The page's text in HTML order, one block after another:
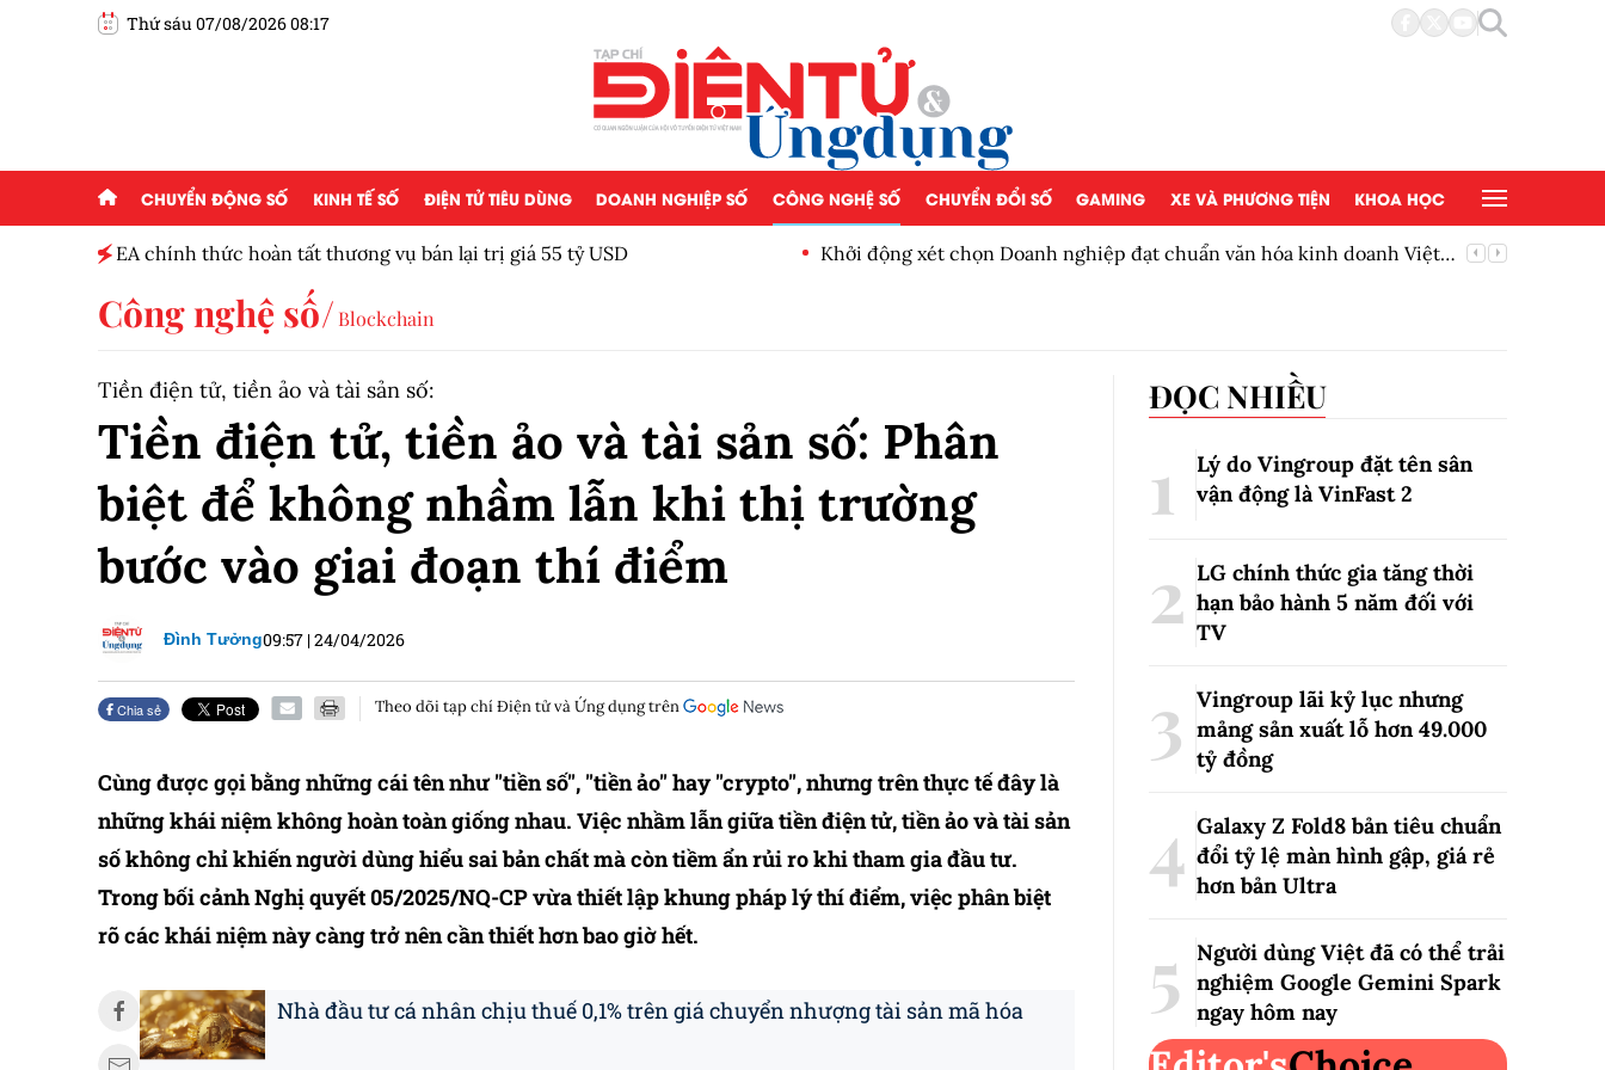
Thứ sáu 07/08/2026 08:17
CHUYỂN ĐỘNG SỐ KINH TẾ SỐ ĐIỆN TỬ TIÊU DÙNG DOANH NGHIỆP SỐ CÔNG NGHỆ SỐ CHUYỂN ĐỔI SỐ GAMING XE VÀ PHƯƠNG TIỆN KHOA HỌC
EA chính thức hoàn tất thương vụ bán lại trị giá 55 tỷ USD
Khởi động xét chọn Doanh nghiệp đạt chuẩn văn hóa kinh doanh Việt
Công nghệ số Blockchain
Tiền điện tử, tiền ảo và tài sản số:
Tiền điện tử, tiền ảo và tài sản số: Phân
biệt để không nhầm lẫn khi thị trường
bước vào giai đoạn thí điểm
Đình Tưởng09:57 |24/04/2026
Chia sẻ Theo dõi tạp chí Điện tử và Ứng dụng trên
Cùng được gọi bằng những cái tên như "tiền số", "tiền ảo" hay "crypto", nhưng trên thực tế đây là
những khái niệm không hoàn toàn giống nhau. Việc nhầm lẫn giữa tiền điện tử, tiền ảo và tài sản
số không chỉ khiến người dùng hiểu sai bản chất mà còn tiềm ẩn rủi ro khi tham gia đầu tư.
Trong bối cảnh Nghị quyết 05/2025/NQ-CP vừa thiết lập khung pháp lý thí điểm, việc phân biệt
rõ các khái niệm này càng trở nên cần thiết hơn bao giờ hết.
Nhà đầu tư cá nhân chịu thuế 0,1% trên giá chuyển nhượng tài sản mã hóa
ĐỌC NHIỀU
Lý do Vingroup đặt tên sân
vận động là VinFast2
LG chính thức gia tăng thời
hạn bảo hành 5 năm đối với
TV
Vingroup lãi kỷ lục nhưng
mảng sản xuất lỗ hơn 49.000
tỷ đồng
Galaxy Z Fold8 bản tiêu chuẩn
đổi tỷ lệ màn hình gập, giá rẻ
hơn bản Ultra
Người dùng Việt đã có thể trải
nghiệm Google Gemini Spark
ngay hôm nay